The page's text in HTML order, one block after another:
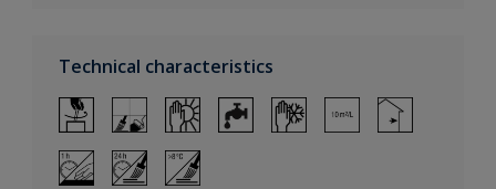
Technical characteristics